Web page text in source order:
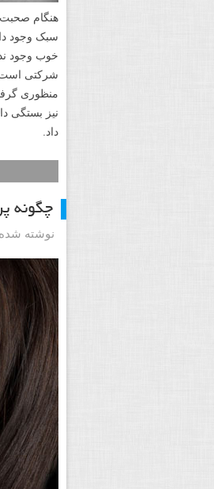
سبک وجود
خوب وجود
شرکتی
منظوری
داد.
چگونه
نوشته شده در ۲۰